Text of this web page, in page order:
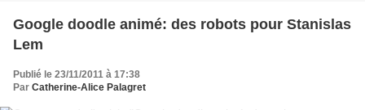
Google doodle animé: des robots pour Stanislas
Lem
Publié le 23/11/2011 à 17:38
Par Catherine-Alice Palagret